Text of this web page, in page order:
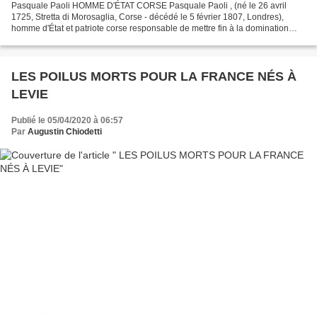
Pasquale Paoli HOMME D'ÉTAT CORSE Pasquale Paoli , (né le 26 avril
1725, Stretta di Morosaglia, Corse - décédé le 5 février 1807, Londres),
homme d'État et patriote corse responsable de mettre fin à la domination
LES POILUS MORTS POUR LA FRANCE NÉS À
LEVIE
Publié le 05/04/2020 à 06:57
Par Augustin Chiodetti